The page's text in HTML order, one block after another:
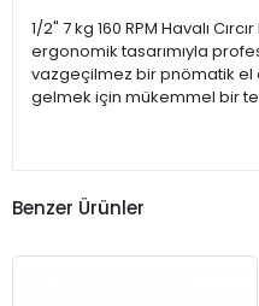
1/2" 7 kg 160 RPM Havalı
ergonomik tasarımıyla
vazgeçilmez bir pnömatik el
gelmek için mükemmel bir
Benzer Ürünler